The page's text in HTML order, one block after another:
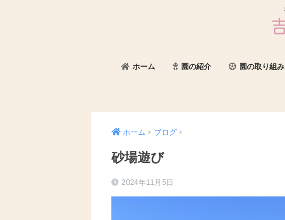
ホーム 園の紹介 園の取り組み
ホーム ブログ
砂場遊び
2024年11月5日